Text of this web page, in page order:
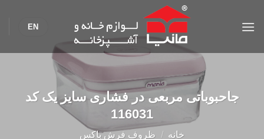
EN
جاحبوباتی مربعی در فشاری سايز یک کد
116031
خانه / ظروف فرش باکس